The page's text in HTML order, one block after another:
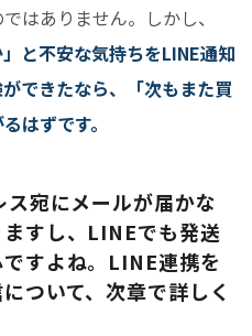
はありません。しかし、
と不安な気持ちをLINE通知
できたなら、「次もまた買
はずです。
宛にメールが届かな
すし、LINEでも発送
すよね。LINE連携を
ついて、次章で詳しく